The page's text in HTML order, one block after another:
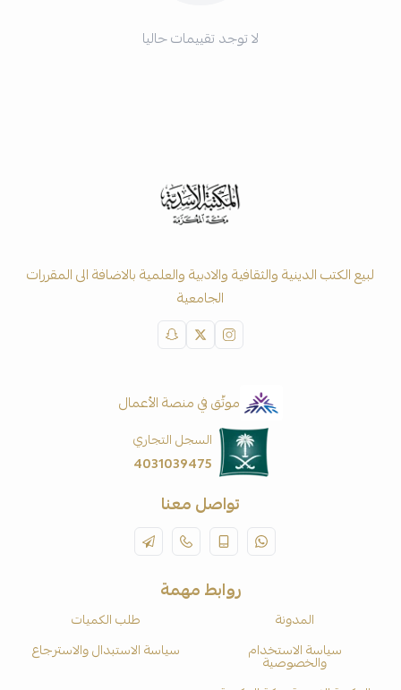
لا توجد تقييمات حاليا
لبيع الكتب الدينية والثقافية والادبية والعلمية بالاضافة الى المقررات
الجامعية
موثّق في منصة الأعمال
السجل التجاري
4031039475
تواصل معنا
روابط مهمة
المدونة
طلب الكميات
سياسة الاستخدام
والخصوصية
سياسة الاستبدال والاسترجاع